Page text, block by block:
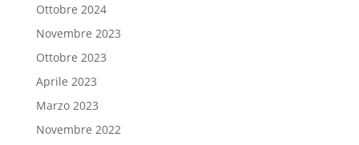
Ottobre 2024
Novembre 2023
Ottobre 2023
Aprile 2023
Marzo 2023
Novembre 2022